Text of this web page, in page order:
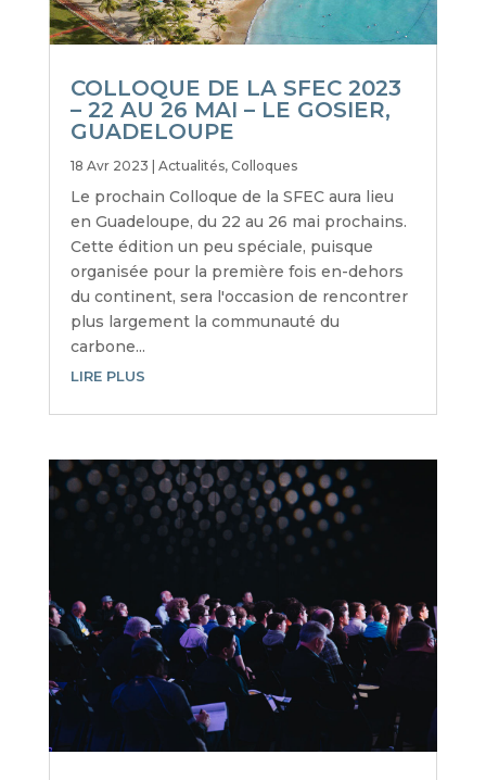
COLLOQUE DE LA SFEC 2023
– 22 AU 26 MAI – LE GOSIER,
GUADELOUPE
18 Avr 2023 Actualités, Colloques
Le prochain Colloque de la SFEC aura lieu
en Guadeloupe, du 22 au 26 mai prochains.
Cette édition un peu spéciale, puisque
organisée pour la première fois en-dehors
du continent, sera l'occasion de rencontrer
plus largement la communauté du
carbone...
LIRE PLUS